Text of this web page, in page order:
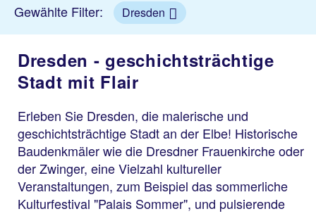
Gewählte Filter: Dresden
Dresden - geschichtsträchtige
Stadt mit Flair
Erleben Sie Dresden, die malerische und
geschichtsträchtige Stadt an der Elbe! Historische
Baudenkmäler wie die Dresdner Frauenkirche oder
der Zwinger, eine Vielzahl kultureller
Veranstaltungen, zum Beispiel das sommerliche
Kulturfestival "Palais Sommer", und pulsierende